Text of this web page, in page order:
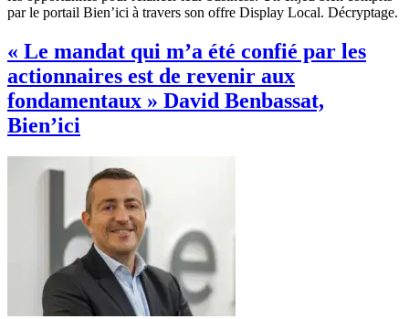
par le portail Bien’ici à travers son offre Display Local. Décryptage.
« Le mandat qui m’a été confié par les
actionnaires est de revenir aux
fondamentaux » David Benbassat,
Bien’ici